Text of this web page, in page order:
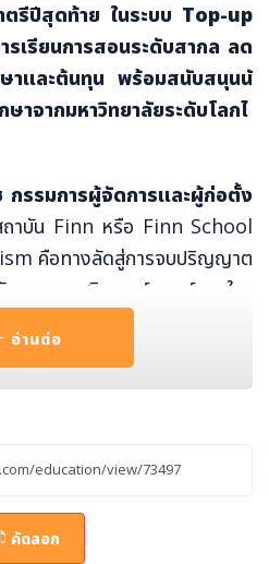
ตรีปีสุดท้าย ในระบบ Top-up
เรียนการสอนระดับสากล ลด
ษาและต้นทุน พร้อมสนับสนุนนั
ษาจากมหาวิทยาลัยระดับโลกไ
กรรมการผู้จัดการและผู้ก่อตั้ง
ถาบัน Finn หรือ Finn School
คือทางลัดสู่การจบปริญญาต
ฤษและสวิตเซอร์แลนด์ภายในเ
รเรียนแบบ 2+1 นักเรียนจะเรีย
กับหลักสูตรระดับสากล UK Lev
ละเลือกไปเรียนต่อปีสุดท้ายที่ม
อ่านต่อ
คัดลอก